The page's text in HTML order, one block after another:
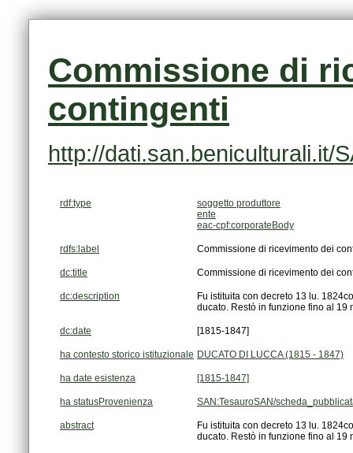
contingenti
http://dati.san.beniculturali.it/
rdf:type
soggetto produttore
ente
eac-cpf:corporateBody
rdfs:label Commissione di ricevimento dei
dc:title Commissione di ricevimento dei
dc:description
ducato. Restò in funzione fino al 19
dc:date [1815-1847]
ha contesto storico istituzionale DUCATO DI LUCCA (1815 - 1847)
ha date esistenza [1815-1847]
ha statusProvenienza SAN:TesauroSAN/
abstract
ducato. Restò in funzione fino al 19